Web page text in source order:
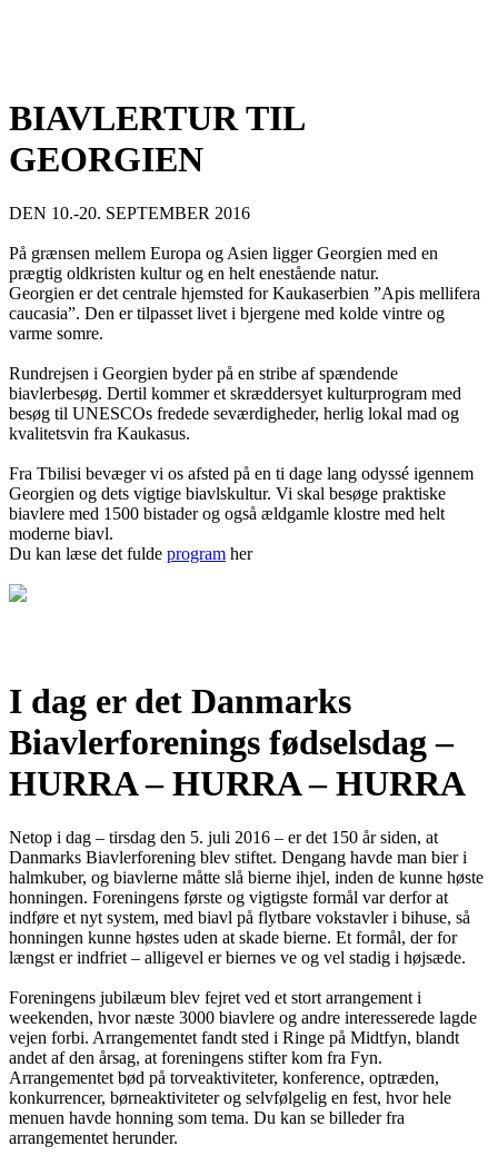
BIAVLERTUR TIL
GEORGIEN
DEN 10.-20. SEPTEMBER 2016
På grænsen mellem Europa og Asien ligger Georgien med en
prægtig oldkristen kultur og en helt enestående natur.
Georgien er det centrale hjemsted for Kaukaserbien ”Apis mellifera
caucasia”. Den er tilpasset livet i bjergene med kolde vintre og
varme somre.
Rundrejsen i Georgien byder på en stribe af spændende
biavlerbesøg. Dertil kommer et skræddersyet kulturprogram med
besøg til UNESCOs fredede seværdigheder, herlig lokal mad og
kvalitetsvin fra Kaukasus.
Fra Tbilisi bevæger vi os afsted på en ti dage lang odyssé igennem
Georgien og dets vigtige biavlskultur. Vi skal besøge praktiske
biavlere med 1500 bistader og også ældgamle klostre med helt
moderne biavl.
Du kan læse det fulde program her
I dag er det Danmarks
Biavlerforenings fødselsdag –
HURRA – HURRA – HURRA
Netop i dag – tirsdag den 5. juli 2016 – er det 150 år siden, at
Danmarks Biavlerforening blev stiftet. Dengang havde man bier i
halmkuber, og biavlerne måtte slå bierne ihjel, inden de kunne høste
honningen. Foreningens første og vigtigste formål var derfor at
indføre et nyt system, med biavl på flytbare vokstavler i bihuse, så
honningen kunne høstes uden at skade bierne. Et formål, der for
længst er indfriet – alligevel er biernes ve og vel stadig i højsæde.
Foreningens jubilæum blev fejret ved et stort arrangement i
weekenden, hvor næste 3000 biavlere og andre interesserede lagde
vejen forbi. Arrangementet fandt sted i Ringe på Midtfyn, blandt
andet af den årsag, at foreningens stifter kom fra Fyn.
Arrangementet bød på torveaktiviteter, konference, optræden,
konkurrencer, børneaktiviteter og selvfølgelig en fest, hvor hele
menuen havde honning som tema. Du kan se billeder fra
arrangementet herunder.